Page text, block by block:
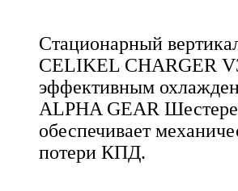
Стационарный
CELIKEL CHARGER
эффективным
ALPHA GEAR
обеспечивает
потери КПД.